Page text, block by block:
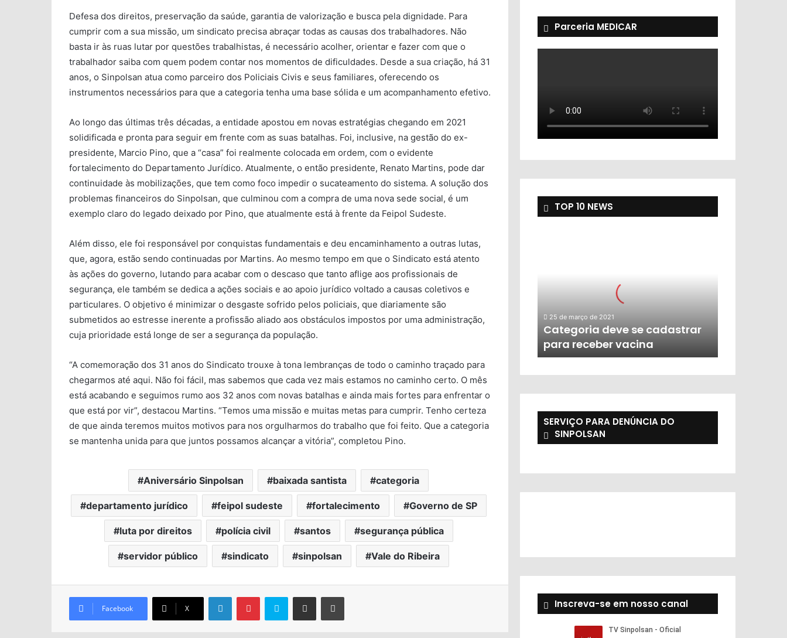
Defesa dos direitos, preservação da saúde, garantia de valorização e busca pela dignidade. Para
cumprir com a sua missão, um sindicato precisa abraçar todas as causas dos trabalhadores. Não
basta ir às ruas lutar por questões trabalhistas, é necessário acolher, orientar e fazer com que o
trabalhador saiba com quem podem contar nos momentos de dificuldades. Desde a sua criação, há 31
anos, o Sinpolsan atua como parceiro dos Policiais Civis e seus familiares, oferecendo os
instrumentos necessários para que a categoria tenha uma base sólida e um acompanhamento efetivo.
Ao longo das últimas três décadas, a entidade apostou em novas estratégias chegando em 2021
solidificada e pronta para seguir em frente com as suas batalhas. Foi, inclusive, na gestão do ex-
presidente, Marcio Pino, que a “casa” foi realmente colocada em ordem, com o evidente
fortalecimento do Departamento Jurídico. Atualmente, o então presidente, Renato Martins, pode dar
continuidade às mobilizações, que tem como foco impedir o sucateamento do sistema. A solução dos
problemas financeiros do Sinpolsan, que culminou com a compra de uma nova sede social, é um
exemplo claro do legado deixado por Pino, que atualmente está à frente da Feipol Sudeste.
Além disso, ele foi responsável por conquistas fundamentais e deu encaminhamento a outras lutas,
que, agora, estão sendo continuadas por Martins. Ao mesmo tempo em que o Sindicato está atento
às ações do governo, lutando para acabar com o descaso que tanto aflige aos profissionais de
segurança, ele também se dedica a ações sociais e ao apoio jurídico voltado a causas coletivos e
particulares. O objetivo é minimizar o desgaste sofrido pelos policiais, que diariamente são
submetidos ao estresse inerente a profissão aliado aos obstáculos impostos por uma administração,
cuja prioridade está longe de ser a segurança da população.
“A comemoração dos 31 anos do Sindicato trouxe à tona lembranças de todo o caminho traçado para
chegarmos até aqui. Não foi fácil, mas sabemos que cada vez mais estamos no caminho certo. O mês
está acabando e seguimos rumo aos 32 anos com novas batalhas e ainda mais fortes para enfrentar o
que está por vir”, destacou Martins. “Temos uma missão e muitas metas para cumprir. Tenho certeza
de que ainda teremos muitos motivos para nos orgulharmos do trabalho que foi feito. Que a categoria
se mantenha unida para que juntos possamos alcançar a vitória”, completou Pino.
Aniversário Sinpolsan baixada santista categoria
departamento jurídico feipol sudeste fortalecimento Governo de SP
luta por direitos polícia civil santos segurança pública
servidor público sindicato sinpolsan Vale do Ribeira
Facebook X
Parceria MEDICAR
TOP 10 NEWS
25 de março de 2021
Categoria deve se cadastrar
para receber vacina
SERVIÇO PARA DENÚNCIA DO
SINPOLSAN
Inscreva-se em nosso canal